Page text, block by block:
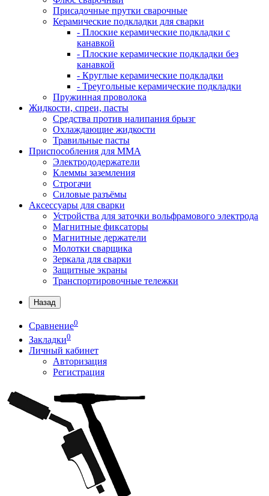
Присадочные прутки сварочные
Керамические подкладки для сварки
- Плоские керамические подкладки с
канавкой
- Плоские керамические подкладки без
канавкой
- Круглые керамические подкладки
- Треугольные керамические подкладки
Пружинная проволока
Жидкости, спреи, пасты
Средства против налипания брызг
Охлаждающие жидкости
Травильные пасты
Приспособления для ММА
Электрододержатели
Клеммы заземления
Строгачи
Силовые разъёмы
Аксессуары для сварки
Устройства для заточки вольфрамового электрода
Магнитные фиксаторы
Магнитные держатели
Молотки сварщика
Зеркала для сварки
Защитные экраны
Транспортировочные тележки
Назад
Сравнение0
Закладки0
Личный кабинет
Авторизация
Регистрация